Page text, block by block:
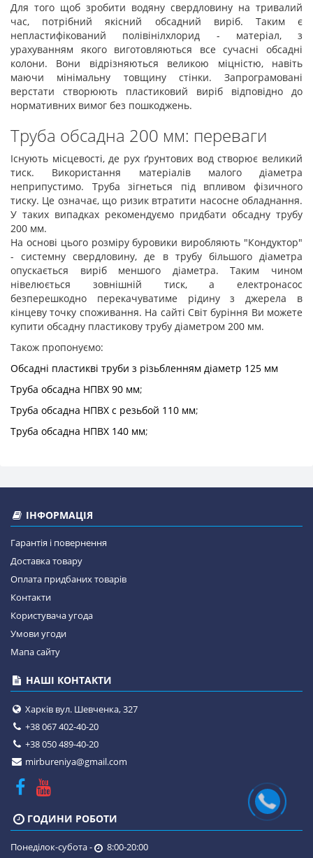
Для того щоб зробити водяну свердловину на тривалий
час, потрібний якісний обсадний виріб. Таким є
непластифікований полівінілхлорид - матеріал, з
урахуванням якого виготовляються все сучасні обсадні
колони. Вони відрізняються великою міцністю, навіть
маючи мінімальну товщину стінки. Запрограмовані
верстати створюють пластиковий виріб відповідно до
нормативних вимог без пошкоджень.
Труба обсадна 200 мм: переваги
Існують місцевості, де рух ґрунтових вод створює великий
тиск. Використання матеріалів малого діаметра
неприпустимо. Труба зігнеться під впливом фізичного
тиску. Це означає, що ризик втратити насосне обладнання.
У таких випадках рекомендуємо придбати обсадну трубу
200 мм.
На основі цього розміру буровики виробляють "Кондуктор"
- системну свердловину, де в трубу більшого діаметра
опускається виріб меншого діаметра. Таким чином
нівелюється зовнішній тиск, а електронасос
безперешкодно перекачуватиме рідину з джерела в
кінцеву точку споживання. На сайті Світ буріння Ви можете
купити обсадну пластикову трубу діаметром 200 мм.
Також пропонуємо:
Обсадні пластикві труби з різьбленням діаметр 125 мм
Труба обсадна НПВХ 90 мм;
Труба обсадна НПВХ с резьбой 110 мм;
Труба обсадна НПВХ 140 мм;
ІНФОРМАЦІЯ
Гарантія і повернення
Доставка товару
Оплата придбаних товарів
Контакти
Користувача угода
Умови угоди
Мапа сайту
НАШІ КОНТАКТИ
Харків вул. Шевченка, 327
+38 067 402-40-20
+38 050 489-40-20
mirbureniya@gmail.com
ГОДИНИ РОБОТИ
Понеділок-субота -
8:00-20:00